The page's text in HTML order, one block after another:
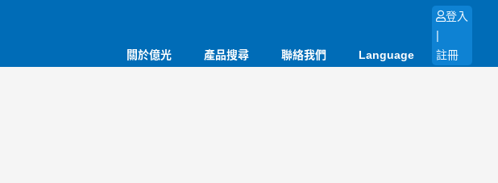
關於億光 產品搜尋 聯絡我們 Language
登入
|
註冊